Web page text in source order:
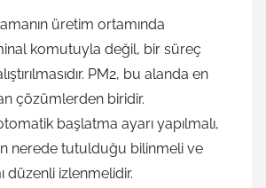
üretim ortamında
komutuyla değil, bir süreç
PM2, bu alanda en
çözümlerden biridir.
başlatma ayarı yapılmalı,
nerede tutulduğu bilinmeli ve
düzenli izlenmelidir.